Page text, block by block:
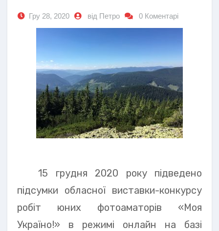
Гру 28, 2020 від Петро 0 Коментарі
15 грудня 2020 року підведено
підсумки обласної виставки-конкурсу
робіт юних фотоаматорів «Моя
Україно!» в режимі онлайн на базі